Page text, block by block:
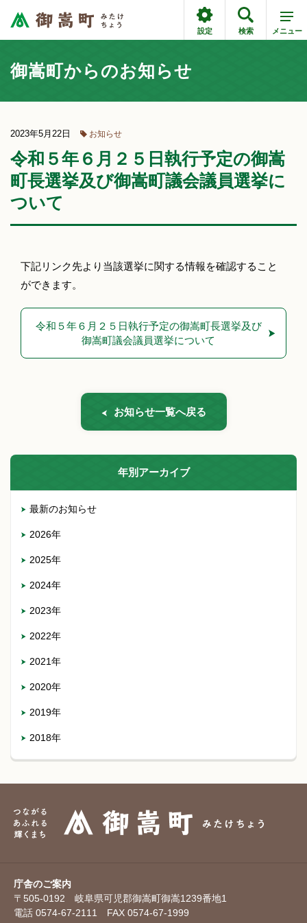
設定 検索 メニュー
御嵩町からのお知らせ
2023年5月22日 お知らせ
令和５年６月２５日執行予定の御嵩
町長選挙及び御嵩町議会議員選挙に
ついて
下記リンク先より当該選挙に関する情報を確認すること
ができます。
令和５年６月２５日執行予定の御嵩町長選挙及び
御嵩町議会議員選挙について
お知らせ一覧へ戻る
年別アーカイブ
最新のお知らせ
2026年
2025年
2024年
2023年
2022年
2021年
2020年
2019年
2018年
庁舎のご案内
〒505-0192 岐阜県可児郡御嵩町御嵩1239番地1
電話 0574-67-2111 FAX 0574-67-1999